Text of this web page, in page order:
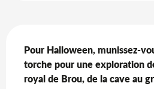
Pour Halloween, munissez-
torche pour une exploration
royal de Brou, de la cave au